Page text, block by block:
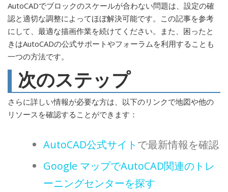
AutoCADでブロックのスケールが合わない問題は、設定の確
認と適切な調整によってほぼ解決可能です。この記事を参考
にして、最適な描画作業を続けてください。また、困ったと
きはAutoCADの公式サポートやフォーラムを利用することも
一つの方法です。
次のステップ
さらに詳しい情報が必要な方は、以下のリンクで地図や他の
リソースを確認することができます：
AutoCAD公式サイト で最新情報を確認
Google マップでAutoCAD関連のトレ
ーニングセンターを探す